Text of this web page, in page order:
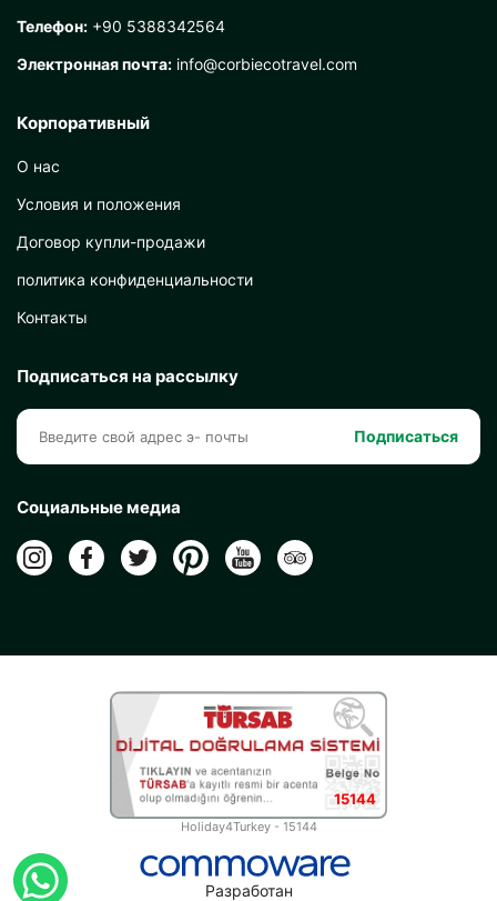
Телефон: +90 5388342564
Электронная почта: info@corbiecotravel.com
Корпоративный
О нас
Условия и положения
Договор купли-продажи
политика конфиденциальности
Контакты
Подписаться на рассылку
Подписаться
Социальные медиа
15144
Holiday4Turkey - 15144
Разработан